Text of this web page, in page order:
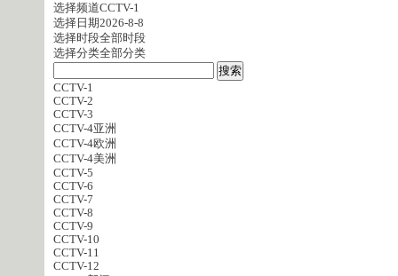
选择频道CCTV-1
选择日期2026-8-8
选择时段全部时段
选择分类全部分类
CCTV-1
CCTV-2
CCTV-3
CCTV-4亚洲
CCTV-4欧洲
CCTV-4美洲
CCTV-5
CCTV-6
CCTV-7
CCTV-8
CCTV-9
CCTV-10
CCTV-11
CCTV-12